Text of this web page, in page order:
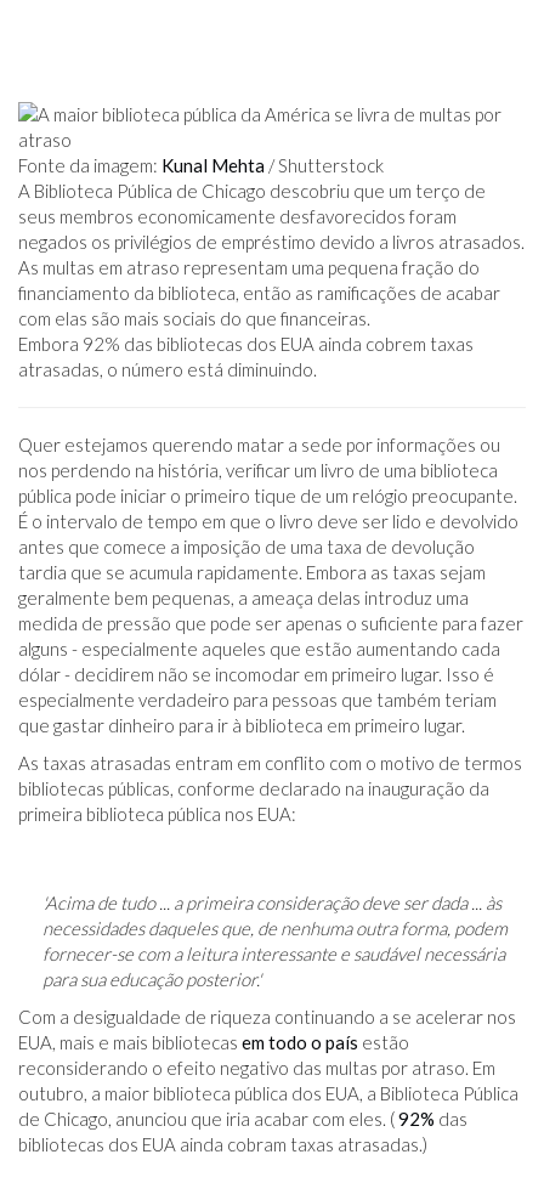
Fonte da imagem: Kunal Mehta / Shutterstock
A Biblioteca Pública de Chicago descobriu que um terço de
seus membros economicamente desfavorecidos foram
negados os privilégios de empréstimo devido a livros atrasados.
As multas em atraso representam uma pequena fração do
financiamento da biblioteca, então as ramificações de acabar
com elas são mais sociais do que financeiras.
Embora 92% das bibliotecas dos EUA ainda cobrem taxas
atrasadas, o número está diminuindo.
Quer estejamos querendo matar a sede por informações ou
nos perdendo na história, verificar um livro de uma biblioteca
pública pode iniciar o primeiro tique de um relógio preocupante.
É o intervalo de tempo em que o livro deve ser lido e devolvido
antes que comece a imposição de uma taxa de devolução
tardia que se acumula rapidamente. Embora as taxas sejam
geralmente bem pequenas, a ameaça delas introduz uma
medida de pressão que pode ser apenas o suficiente para fazer
alguns - especialmente aqueles que estão aumentando cada
dólar - decidirem não se incomodar em primeiro lugar. Isso é
especialmente verdadeiro para pessoas que também teriam
que gastar dinheiro para ir à biblioteca em primeiro lugar.
As taxas atrasadas entram em conflito com o motivo de termos
bibliotecas públicas, conforme declarado na inauguração da
primeira biblioteca pública nos EUA:
'Acima de tudo ... a primeira consideração deve ser dada ... às
necessidades daqueles que, de nenhuma outra forma, podem
fornecer-se com a leitura interessante e saudável necessária
para sua educação posterior.'
Com a desigualdade de riqueza continuando a se acelerar nos
EUA, mais e mais bibliotecas em todo o país estão
reconsiderando o efeito negativo das multas por atraso. Em
outubro, a maior biblioteca pública dos EUA, a Biblioteca Pública
de Chicago, anunciou que iria acabar com eles. (92% das
bibliotecas dos EUA ainda cobram taxas atrasadas.)